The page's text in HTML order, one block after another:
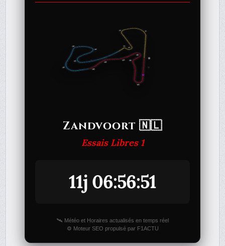
Zandvoort 🇳🇱
Essais Libres 1
11j 06:56:51
🛰️ Météo et Horaires actualisés en temps réel
⚙️ Moteur SEO propulsé par F1ACTU